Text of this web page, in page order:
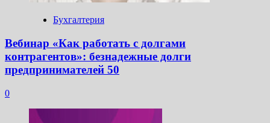
Бухгалтерия
Вебинар «Как работать с долгами
контрагентов»: безнадежные долги
предпринимателей 50
0